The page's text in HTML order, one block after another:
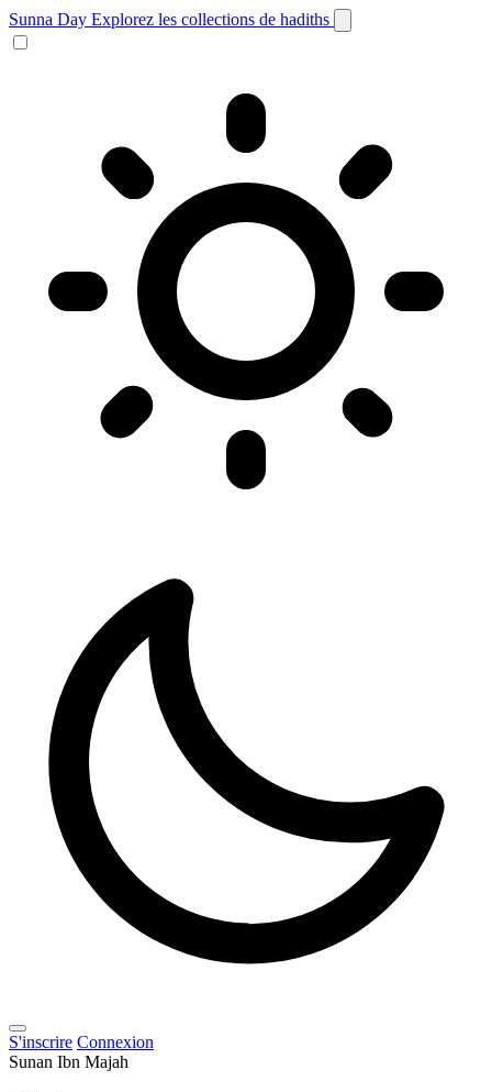
Sunna Day Explorez les collections de hadiths
S'inscrire Connexion
Sunan Ibn Majah